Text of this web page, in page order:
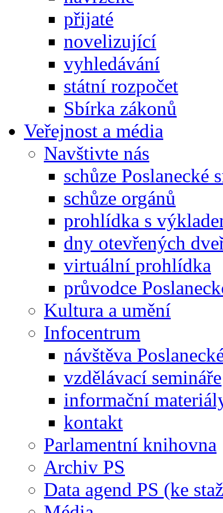
přijaté
novelizující
vyhledávání
státní rozpočet
Sbírka zákonů
Veřejnost a média
Navštivte nás
schůze Poslanecké
schůze orgánů
prohlídka s
dny otevřených
virtuální prohlídka
průvodce
Kultura a umění
Infocentrum
návštěva
vzdělávací semináře
informační
kontakt
Parlamentní knihovna
Archiv PS
Data agend PS (ke